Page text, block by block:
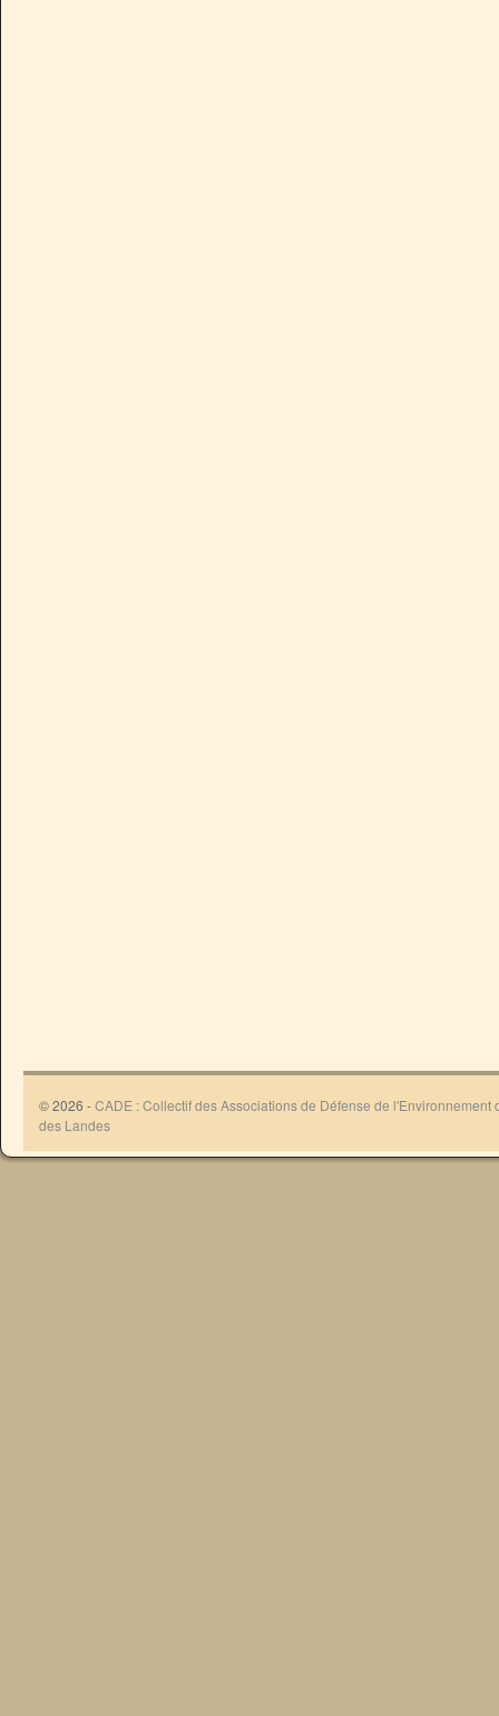
© 2026 -CADE : Collectif des Associations de Défense de l'Environnement
des Landes